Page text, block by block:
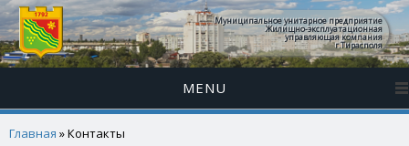
Муниципальное унитарное предприятие
Жилищно-эксплуатационная
управляющая компания
г.Тирасполя
MENU
Вы здесь
Главная » Контакты